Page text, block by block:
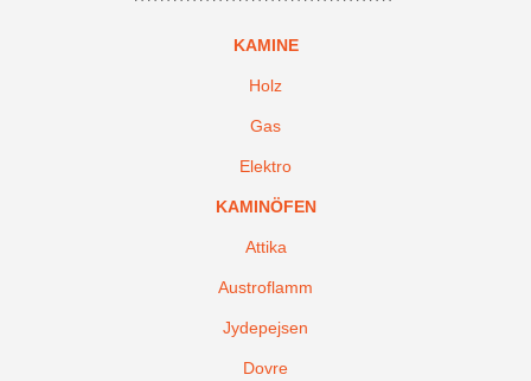
KAMINE
Holz
Gas
Elektro
KAMINÖFEN
Attika
Austroflamm
Jydepejsen
Dovre